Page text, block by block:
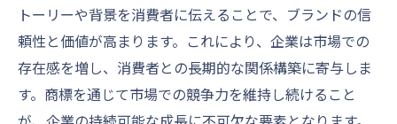
トーリーや背景を消費者に伝えることで、ブランドの信
頼性と価値が高まります。これにより、企業は市場での
存在感を増し、消費者との長期的な関係構築に寄与しま
す。商標を通じて市場での競争力を維持し続けること